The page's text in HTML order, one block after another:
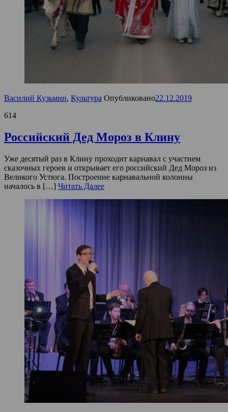
Василий Кузьмин, Культура Опубликовано22.12.2019
614
Российский Дед Мороз в Клину
Уже десятый раз в Клину проходит карнавал с участием
сказочных героев и открывает его российский Дед Мороз из
Великого Устюга. Построение карнавальной колонны
началось в […] Читать Далее